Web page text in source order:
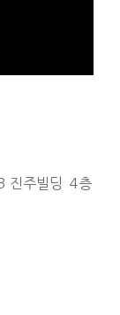
진주빌딩 4층